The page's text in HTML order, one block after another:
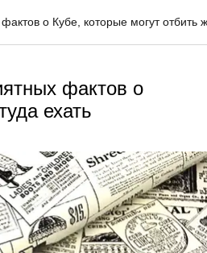
о Кубе, которые могут отбить
фактов о
ехать